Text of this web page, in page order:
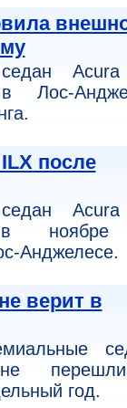
Лос-
после
в
Анджелесе.
верит в
год.